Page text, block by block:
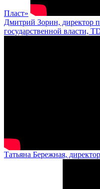
Пласт»
Дмитрий Зорин, директор
государственной власти,
Татьяна Бережная,